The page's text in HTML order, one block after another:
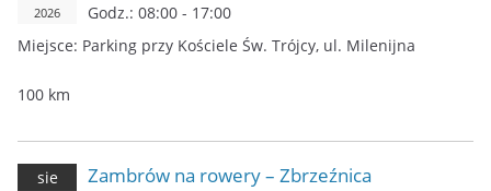
2026 Godz.: 08:00 - 17:00
Miejsce: Parking przy Kościele Św. Trójcy, ul. Milenijna
100 km
sie
Zambrów na rowery – Zbrzeźnica